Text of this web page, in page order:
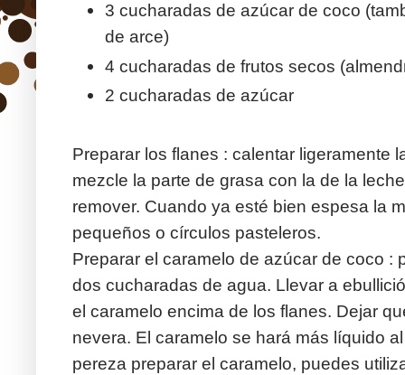
3 cucharadas de azúcar de coco
de arce)
4 cucharadas de frutos secos
2 cucharadas de azúcar
Preparar los flanes : calentar ligeramente
mezcle la parte de grasa con la de la
remover. Cuando ya esté bien espesa la
pequeños o círculos pasteleros.
Preparar el caramelo de azúcar de coco :
dos cucharadas de agua. Llevar a
el caramelo encima de los flanes. Dejar
nevera. El caramelo se hará más líquido
pereza preparar el caramelo, puedes